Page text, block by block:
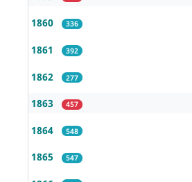
1860 336
1861 392
1862 277
1863 457
1864 548
1865 547